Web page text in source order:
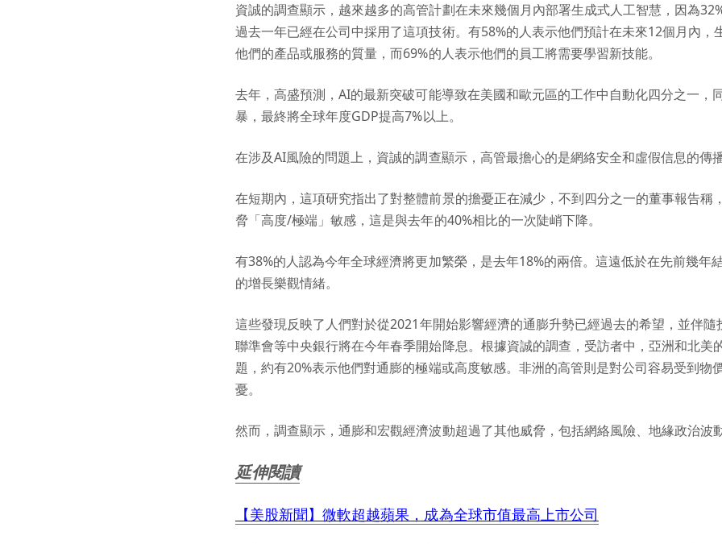
資誠的調查顯示，越來越多的高管計劃在未來幾個月內部署生成式人工智慧，因為
過去一年已經在公司中採用了這項技術。有58%的人表示他們預計在未來12個月內，
他們的產品或服務的質量，而69%的人表示他們的員工將需要學習新技能。
去年，高盛預測，AI的最新突破可能導致在美國和歐元區的工作中自動化四分之一，
暴，最終將全球年度GDP提高7%以上。
在涉及AI風險的問題上，資誠的調查顯示，高管最擔心的是網絡安全和虛假信息的傳
在短期內，這項研究指出了對整體前景的擔憂正在減少，不到四分之一的董事報告稱
脅「高度/極端」敏感，這是與去年的40%相比的一次陡峭下降。
有38%的人認為今年全球經濟將更加繁榮，是去年18%的兩倍。這遠低於在先前幾年
的增長樂觀情緒。
這些發現反映了人們對於從2021年開始影響經濟的通膨升勢已經過去的希望，並伴
聯準會等中央銀行將在今年春季開始降息。根據資誠的調查，受訪者中，亞洲和北美
題，約有20%表示他們對通膨的極端或高度敏感。非洲的高管則是對公司容易受到物
憂。
然而，調查顯示，通膨和宏觀經濟波動超過了其他威脅，包括網絡風險、地緣政治波
延伸閱讀
【美股新聞】微軟超越蘋果，成為全球市值最高上市公司